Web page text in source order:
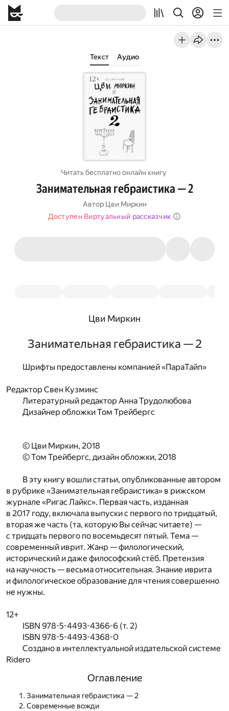
Текст Аудио
Читать бесплатно онлайн книгу
Занимательная гебраистика — 2
Автор Цви Миркин
Доступен Виртуальный рассказчик
Цви Миркин
Занимательная гебраистика — 2
Шрифты предоставлены компанией «ПараТайп»
Редактор Свен Кузминс
Литературный редактор Анна Трудолюбова
Дизайнер обложки Том Трейбергс
© Цви Миркин, 2018
© Том Трейбергс, дизайн обложки, 2018
В эту книгу вошли статьи, опубликованные автором
в рубрике «Занимательная гебраистика» в рижском
журнале «Ригас Лайкс». Первая часть, изданная
в 2017 году, включала выпуски с первого по тридцатый,
вторая же часть (та, которую Вы сейчас читаете) —
с тридцать первого по восемьдесят пятый. Тема —
современный иврит. Жанр — филологический,
исторический и даже философский стёб. Претензия
на научность — весьма относительная. Знание иврита
и филологическое образование для чтения совершенно
не нужны.
12+
ISBN 978-5-4493-4366-6 (т. 2)
ISBN 978-5-4493-4368-0
Создано в интеллектуальной издательской системе
Ridero
Оглавление
Занимательная гебраистика — 2
Современные вожди